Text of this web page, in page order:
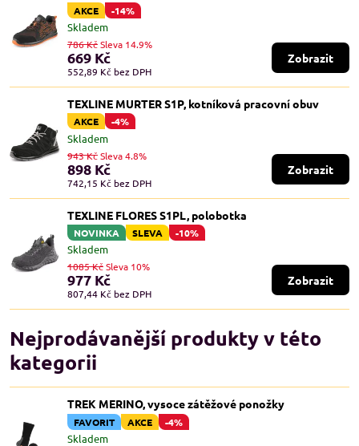
AKCE -14%
Skladem
669 Kč
552,89 Kč bez DPH
786 KčSleva 14.9%
Zobrazit
TEXLINE MURTER S1P, kotníková pracovní obuv
AKCE -4%
Skladem
898 Kč
742,15 Kč bez DPH
943 KčSleva 4.8%
Zobrazit
TEXLINE FLORES S1PL, polobotka
NOVINKA SLEVA -10%
Skladem
977 Kč
807,44 Kč bez DPH
1085 KčSleva 10%
Zobrazit
Nejprodávanější produkty v této
kategorii
TREK MERINO, vysoce zátěžové ponožky
FAVORIT AKCE -4%
Skladem